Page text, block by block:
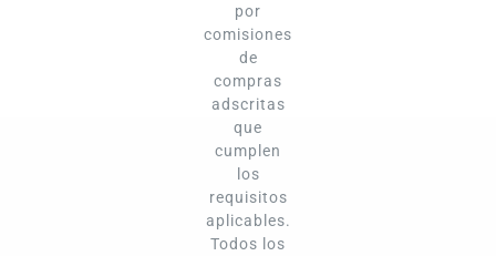
por
comisiones
de
compras
adscritas
que
cumplen
los
requisitos
aplicables.
Todos los